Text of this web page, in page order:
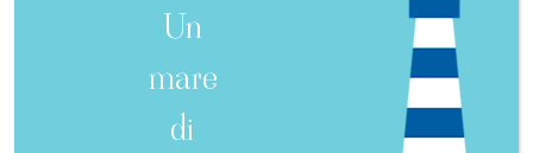
Un
mare
di